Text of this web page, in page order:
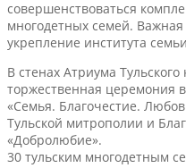
совершенствоваться
многодетных семей.
укрепление института
В стенах Атриума
торжественная церемония
«Семья. Благочестие.
Тульской митрополии и
«Добролюбие».
30 тульским многодетным